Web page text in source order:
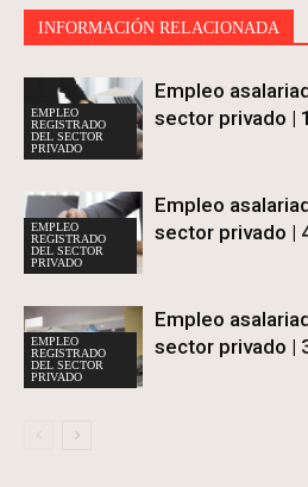
INFORMACIÓN RELACIONADA
EMPLEO
REGISTRADO
DEL SECTOR
PRIVADO
Empleo
sector privado |
EMPLEO
REGISTRADO
DEL SECTOR
PRIVADO
Empleo
sector privado |
EMPLEO
REGISTRADO
DEL SECTOR
PRIVADO
Empleo
sector privado |